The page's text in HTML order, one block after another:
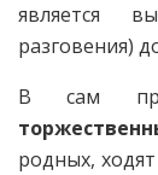
является
разговения)
В сам
родных,